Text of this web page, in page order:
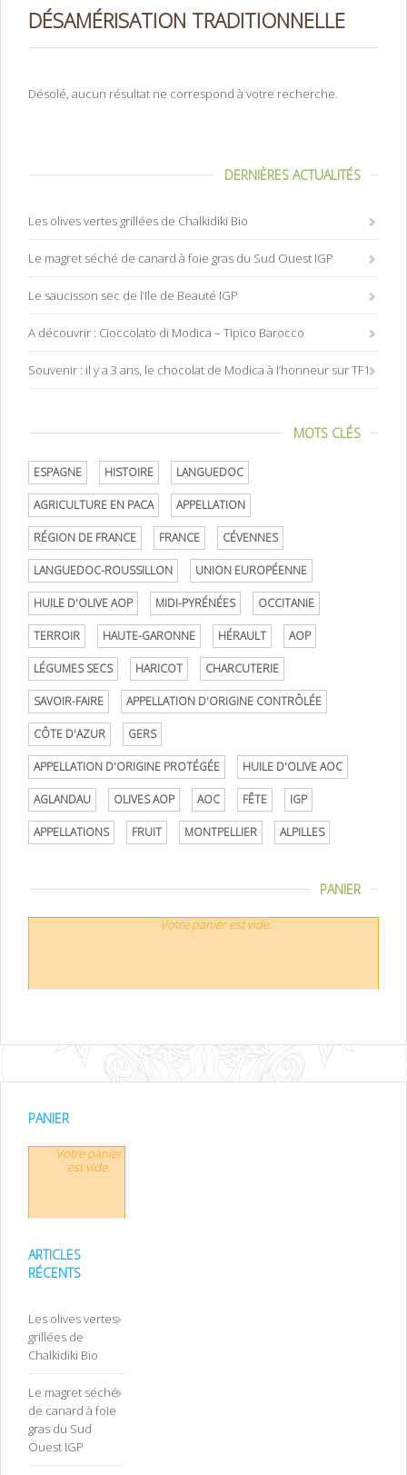
DÉSAMÉRISATION TRADITIONNELLE
Désolé, aucun résultat ne correspond à votre recherche.
DERNIÈRES ACTUALITÉS
Les olives vertes grillées de Chalkidiki Bio
Le magret séché de canard à foie gras du Sud Ouest IGP
Le saucisson sec de l’Ile de Beauté IGP
A découvrir : Cioccolato di Modica – Tipico Barocco
Souvenir : il y a 3 ans, le chocolat de Modica à l’honneur sur TF1
MOTS CLÉS
ESPAGNE HISTOIRE LANGUEDOC
AGRICULTURE EN PACA APPELLATION
RÉGION DE FRANCE FRANCE CÉVENNES
LANGUEDOC-ROUSSILLON UNION EUROPÉENNE
HUILE D'OLIVE AOP MIDI-PYRÉNÉES OCCITANIE
TERROIR HAUTE-GARONNE HÉRAULT AOP
LÉGUMES SECS HARICOT CHARCUTERIE
SAVOIR-FAIRE APPELLATION D'ORIGINE CONTRÔLÉE
CÔTE D'AZUR GERS
APPELLATION D'ORIGINE PROTÉGÉE HUILE D'OLIVE AOC
AGLANDAU OLIVES AOP AOC FÊTE IGP
APPELLATIONS FRUIT MONTPELLIER ALPILLES
PANIER
Votre panier est vide.
PANIER
Votre panier
est vide.
ARTICLES
RÉCENTS
Les olives vertes
grillées de
Chalkidiki Bio
Le magret séché
de canard à foie
gras du Sud
Ouest IGP